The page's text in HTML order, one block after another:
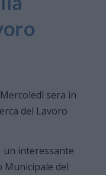
un interessante
Municipale del